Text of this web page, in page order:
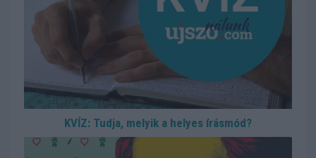
KVÍZ: Tudja, melyik a helyes írásmód?